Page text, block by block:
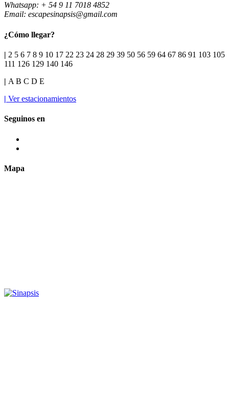
Whatsapp: + 54 9 11 7018 4852
Email: escapesinapsis@gmail.com
¿Cómo llegar?
| 2 5 6 7 8 9 10 17 22 23 24 28 29 39 50 56 59 64 67 86 91 103 105
111 126 129 140 146
| A B C D E
| Ver estacionamientos
Seguinos en
Mapa